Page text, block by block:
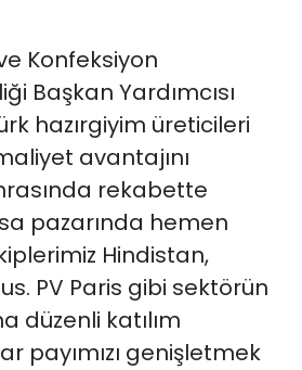
Konfeksiyon
Başkan Yardımcısı
hazırgiyim üreticileri
avantajını
rekabette
pazarında hemen
Hindistan,
PV Paris gibi sektörün
düzenli katılım
payımızı genişletmek